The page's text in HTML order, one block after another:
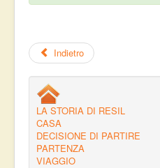
Indietro
LA STORIA DI RESIL
CASA
DECISIONE DI PARTIRE
PARTENZA
VIAGGIO